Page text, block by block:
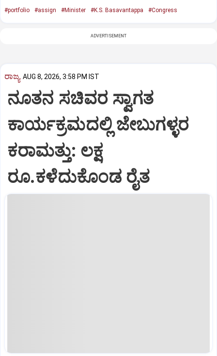
#portfolio #assign #Minister #K.S. Basavantappa #Congress
ADVERTISEMENT
ರಾಜ್ಯ AUG 8, 2026, 3:58 PM IST
ನೂತನ ಸಚಿವರ ಸ್ವಾಗತ
ಕಾರ್ಯಕ್ರಮದಲ್ಲಿ ಜೇಬುಗಳ್ಳರ
ಕರಾಮತ್ತು: ಲಕ್ಷ
ರೂ.ಕಳೆದುಕೊಂಡ ರೈತ